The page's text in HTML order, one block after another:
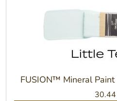
FUSION™ Mineral
30.44